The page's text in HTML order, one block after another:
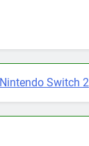
Nintendo Switch 2